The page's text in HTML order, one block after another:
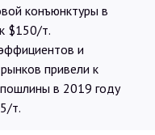
конъюнктуры в
$150/т.
и
привели к
в 2019 году
т.